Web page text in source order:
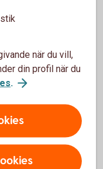
när du vill,
din profil när du
.